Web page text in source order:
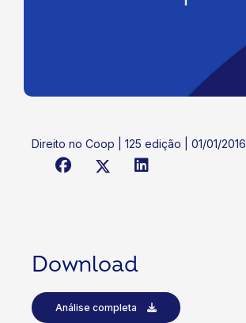
Direito no Coop | 125 edição | 01/01/2016
Download
Análise completa